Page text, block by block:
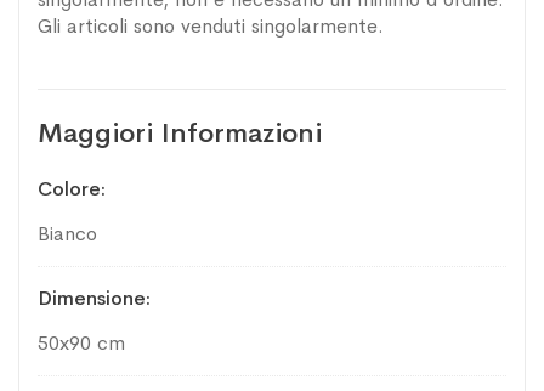
Gli articoli sono venduti singolarmente.
Maggiori Informazioni
Informazioni
Colore
Bianco
Dimensione
50x90 cm